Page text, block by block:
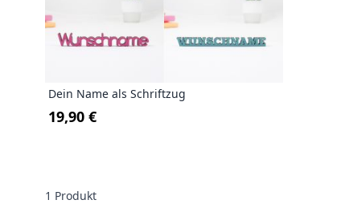
Dein Name als Schriftzug
19,90 €
1 Produkt